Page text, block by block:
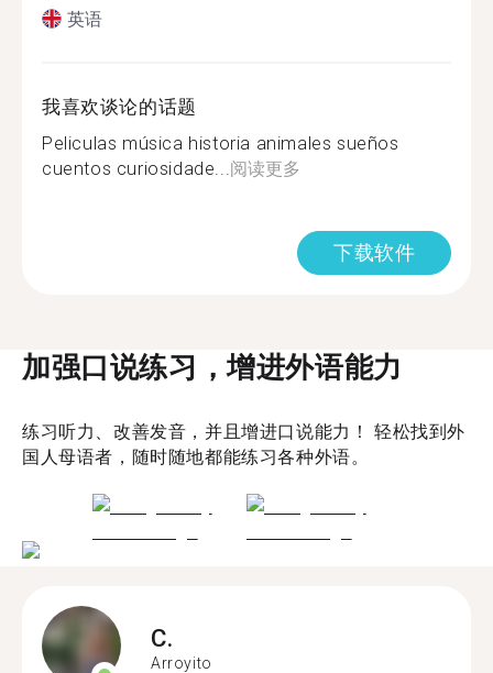
英语
我喜欢谈论的话题
Peliculas música historia animales sueños
cuentos curiosidade... 阅读更多
下载软件
加强口说练习，增进外语能力
练习听力、改善发音，并且增进口说能力！ 轻松找到外
国人母语者，随时随地都能练习各种外语。
C.
Arroyito